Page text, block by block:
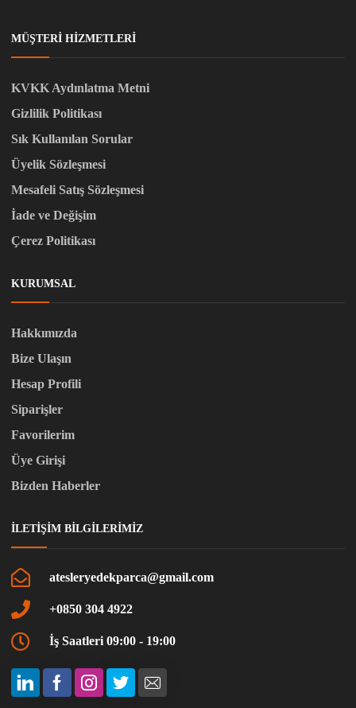
MÜŞTERI HIZMETLERI
KVKK Aydınlatma Metni
Gizlilik Politikası
Sık Kullanılan Sorular
Üyelik Sözleşmesi
Mesafeli Satış Sözleşmesi
İade ve Değişim
Çerez Politikası
KURUMSAL
Hakkımızda
Bize Ulaşın
Hesap Profili
Siparişler
Favorilerim
Üye Girişi
Bizden Haberler
İLETIŞIM BILGILERIMIZ
atesleryedekparca@gmail.com
+0850 304 4922
İş Saatleri 09:00 - 19:00